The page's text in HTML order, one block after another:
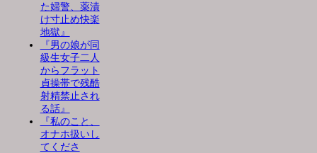
た婦警、薬漬
け寸止め快楽
地獄』
『男の娘が同
級生女子二人
からフラット
貞操帯で残酷
射精禁止され
る話』
『私のこと、
オナホ扱いし
てくださ